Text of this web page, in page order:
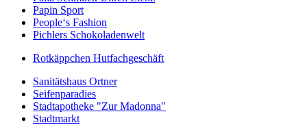
Papin Sport
People‘s Fashion
Pichlers Schokoladenwelt
Rotkäppchen Hutfachgeschäft
Sanitätshaus Ortner
Seifenparadies
Stadtapotheke "Zur Madonna"
Stadtmarkt